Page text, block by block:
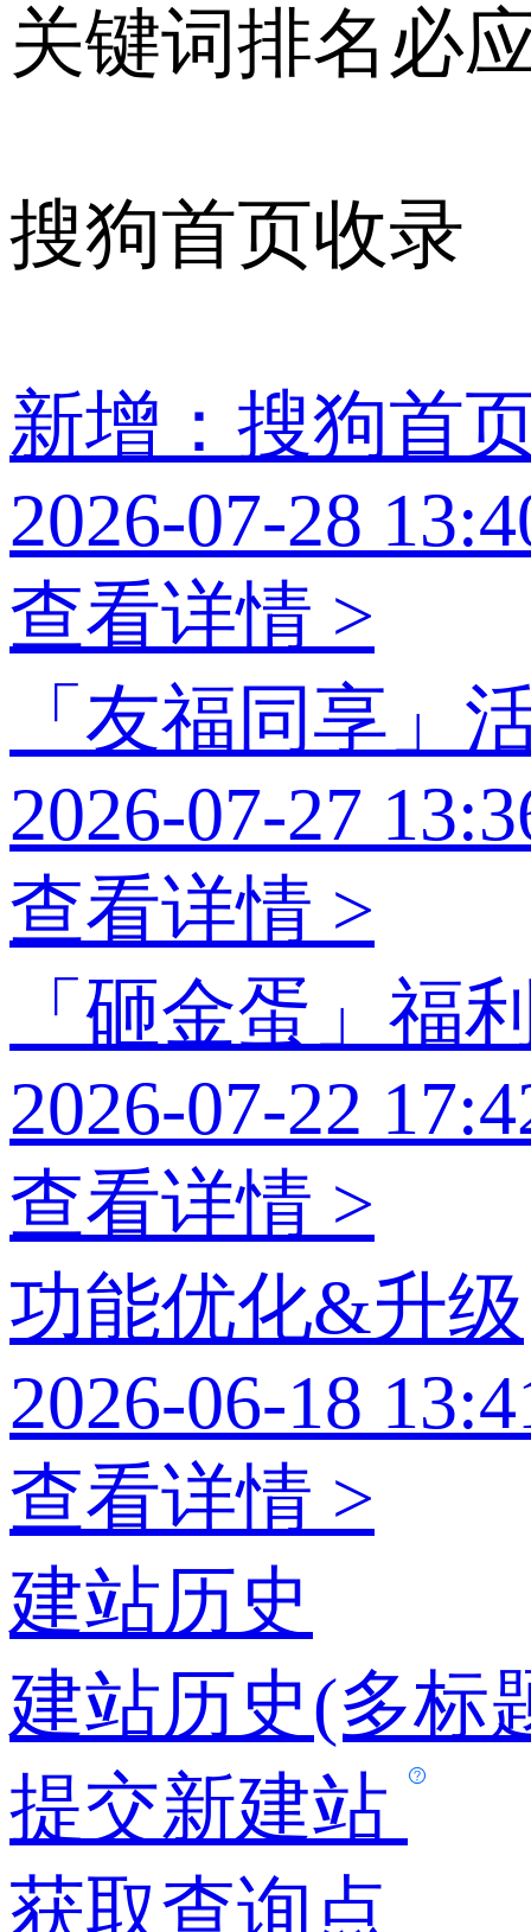
关键词排名必
搜狗首页收录
新增：搜狗首
2026-07-28
查看详情 >
「友福同享」
2026-07-27
查看详情 >
「砸金蛋」福
2026-07-22
查看详情 >
功能优化&升级
2026-06-18
查看详情 >
建站历史
建站历史(多标
提交新建站
获取查询点